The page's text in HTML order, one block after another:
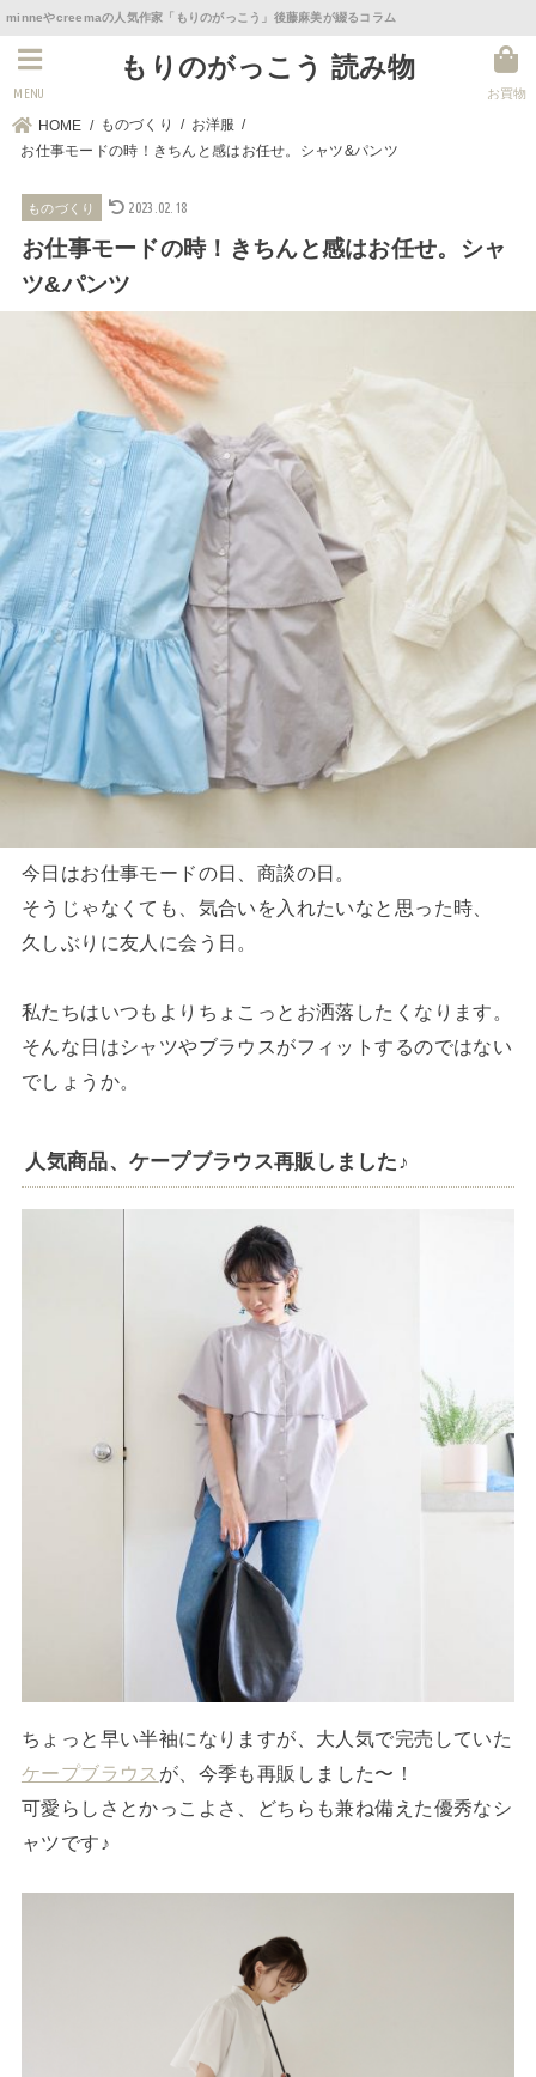
minneやcreemaの人気作家「もりのがっこう」後藤麻美が綴るコラム
もりのがっこう 読み物
お買物
MENU
HOME ものづくり
お洋服
お仕事モードの時！きちんと感はお任せ。シャツ&パンツ
ものづくり 2023.02.18
お仕事モードの時！きちんと感はお任せ。シャ
ツ&パンツ
今日はお仕事モードの日、商談の日。
そうじゃなくても、気合いを入れたいなと思った時、
久しぶりに友人に会う日。
私たちはいつもよりちょこっとお洒落したくなります。
そんな日はシャツやブラウスがフィットするのではない
でしょうか。
人気商品、ケープブラウス再販しました♪
ちょっと早い半袖になりますが、大人気で完売していた
ケープブラウス が、今季も再販しました〜！
可愛らしさとかっこよさ、どちらも兼ね備えた優秀なシ
ャツです♪